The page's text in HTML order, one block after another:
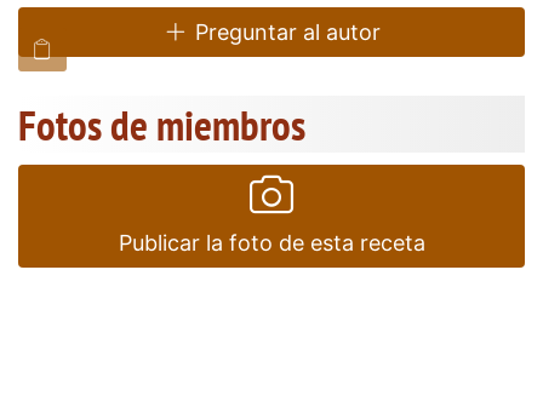
Preguntar al autor
Fotos de miembros
Publicar la foto de esta receta